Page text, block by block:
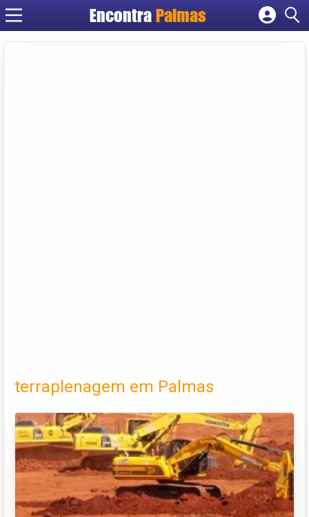
Encontra Palmas
Cadastrar empresa
terraplenagem em Palmas